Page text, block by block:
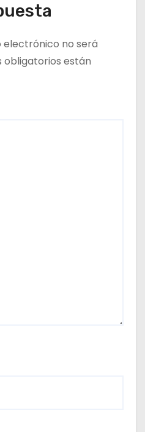
electrónico no será
obligatorios están